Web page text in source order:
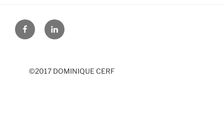
FacebookLinkedIn
©2017 DOMINIQUE CERF